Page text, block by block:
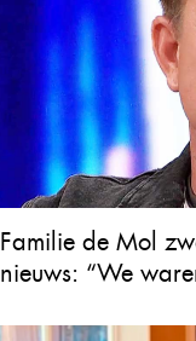
Familie de Mol
nieuws: “We